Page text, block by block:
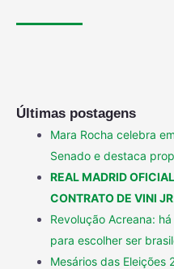
Últimas postagens
Mara Rocha celebra
Senado e destaca
REAL MADRID
CONTRATO DE VINI
Revolução Acreana:
para escolher ser
Mesários das